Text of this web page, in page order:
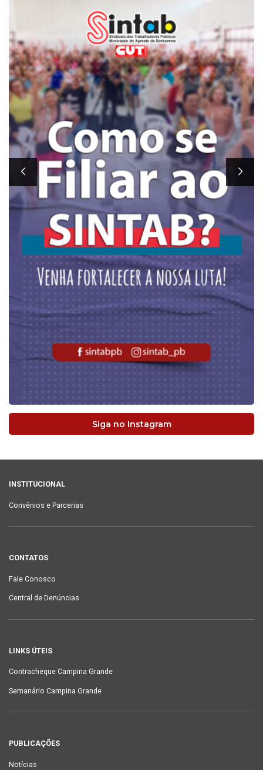
Siga no Instagram
INSTITUCIONAL
Convênios e Parcerias
CONTATOS
Fale Conosco
Central de Denúncias
LINKS ÚTEIS
Contracheque Campina Grande
Semanário Campina Grande
PUBLICAÇÕES
Notícias